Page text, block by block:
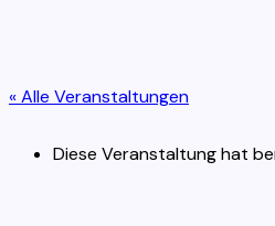
« Alle Veranstaltungen
Diese Veranstaltung hat